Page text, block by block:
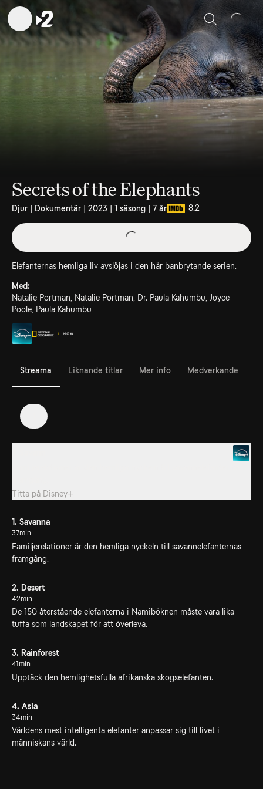
Sök
Secrets of the Elephants
Djur | Dokumentär | 2023 | 1 säsong | 7 år 8.2
Elefanternas hemliga liv avslöjas i den här banbrytande serien.
Med:
Natalie Portman, Natalie Portman, Dr. Paula Kahumbu, Joyce
Poole, Paula Kahumbu
Streama Liknande titlar Mer info Medverkande
Titta på Disney+
1. Savanna
37min
Familjerelationer är den hemliga nyckeln till savannelefanternas
framgång.
2. Desert
42min
De 150 återstående elefanterna i Namiböknen måste vara lika
tuffa som landskapet för att överleva.
3. Rainforest
41min
Upptäck den hemlighetsfulla afrikanska skogselefanten.
4. Asia
34min
Världens mest intelligenta elefanter anpassar sig till livet i
människans värld.